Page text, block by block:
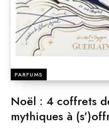
PARFUMS
Noël : 4 coffrets
mythiques à